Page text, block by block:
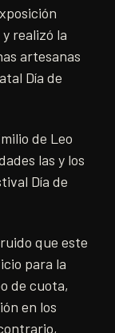
realizó la
artesanas
Día de
de Leo
las y los
Día de
que este
para la
de cuota,
en los